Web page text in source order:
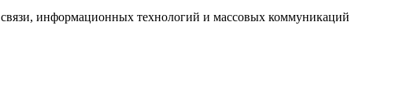
информационных технологий и массовых коммуникаций